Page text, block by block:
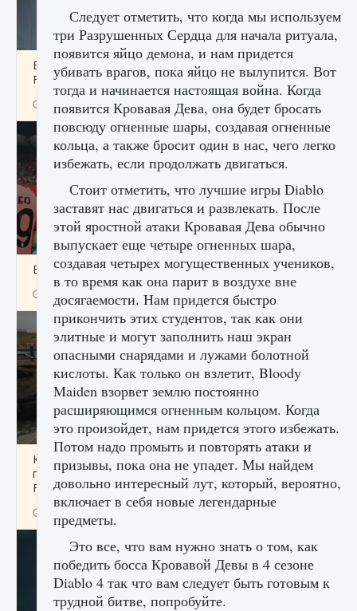
Все новые функции в режиме карьеры EA
FC 25
9 августа 2024 2 096 0 2
Входят ли «Милан» и «Интер» в EA FC 25
9 августа 2024 2 064
Как исправить текстовую ошибку
пользовательского интерфейса Delta
Force Hawk Ops
Следует отметить, что когда мы используем
три Разрушенных Сердца для начала ритуала,
появится яйцо демона, и нам придется
убивать врагов, пока яйцо не вылупится. Вот
тогда и начинается настоящая война. Когда
появится Кровавая Дева, она будет бросать
повсюду огненные шары, создавая огненные
кольца, а также бросит один в нас, чего легко
избежать, если продолжать двигаться.
Стоит отметить, что лучшие игры Diablo
заставят нас двигаться и развлекать. После
этой яростной атаки Кровавая Дева обычно
выпускает еще четыре огненных шара,
создавая четырех могущественных учеников,
в то время как она парит в воздухе вне
досягаемости. Нам придется быстро
прикончить этих студентов, так как они
элитные и могут заполнить наш экран
опасными снарядами и лужами болотной
кислоты. Как только он взлетит, Bloody
Maiden взорвет землю постоянно
расширяющимся огненным кольцом. Когда
это произойдет, нам придется этого избежать.
Потом надо промыть и повторять атаки и
призывы, пока она не упадет. Мы найдем
довольно интересный лут, который, вероятно,
включает в себя новые легендарные
предметы.
Это все, что вам нужно знать о том, как
победить босса Кровавой Девы в 4 сезоне
Diablo 4 так что вам следует быть готовым к
трудной битве, попробуйте.